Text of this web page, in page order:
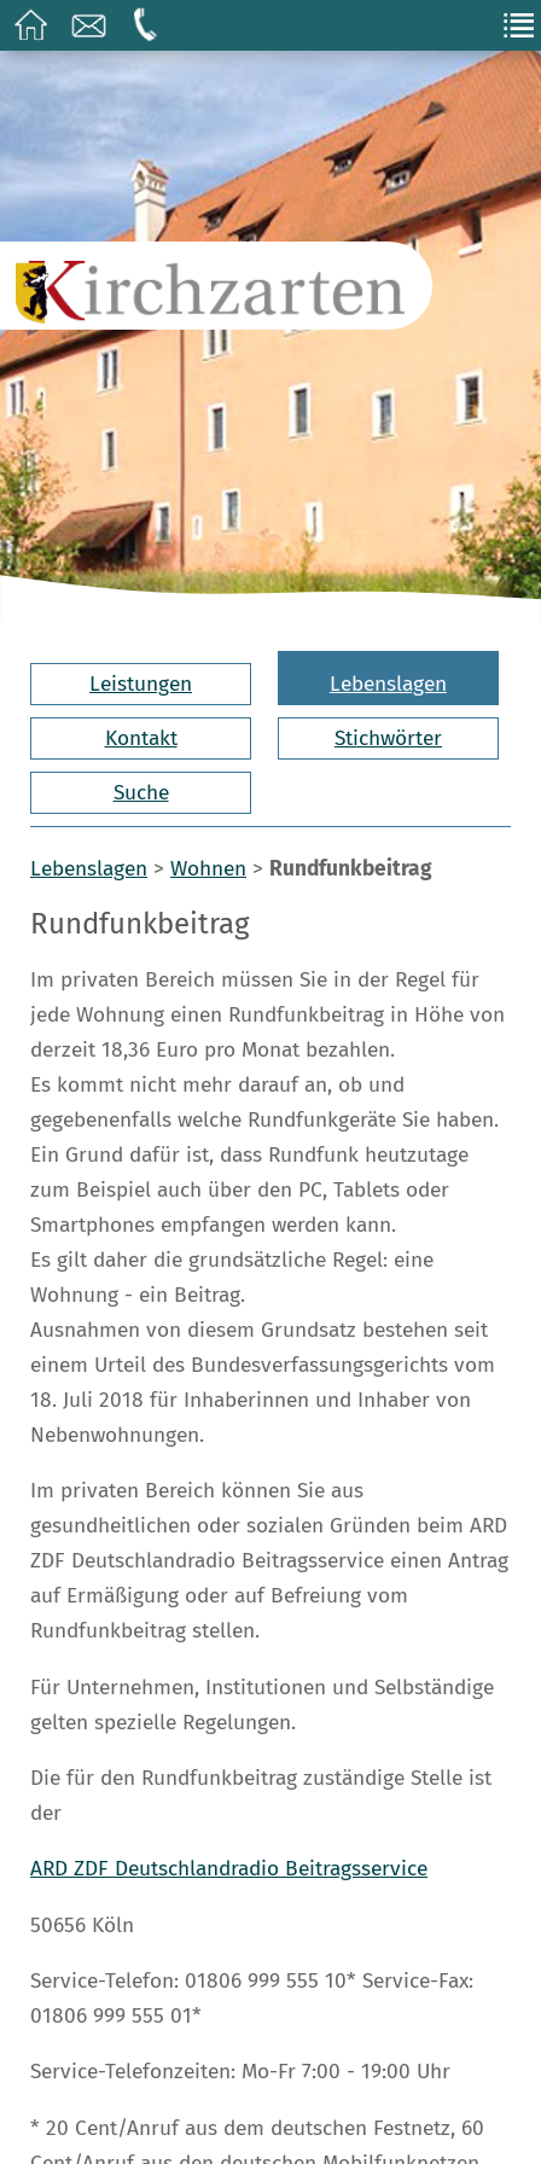
Leistungen Lebenslagen
Kontakt Stichwörter
Suche
Lebenslagen > Wohnen > Rundfunkbeitrag
Rundfunkbeitrag
Im privaten Bereich müssen Sie in der Regel für
jede Wohnung einen Rundfunkbeitrag in Höhe von
derzeit 18,36 Euro pro Monat bezahlen.
Es kommt nicht mehr darauf an, ob und
gegebenenfalls welche Rundfunkgeräte Sie haben.
Ein Grund dafür ist, dass Rundfunk heutzutage
zum Beispiel auch über den PC, Tablets oder
Smartphones empfangen werden kann.
Es gilt daher die grundsätzliche Regel: eine
Wohnung - ein Beitrag.
Ausnahmen von diesem Grundsatz bestehen seit
einem Urteil des Bundesverfassungsgerichts vom
18. Juli 2018 für Inhaberinnen und Inhaber von
Nebenwohnungen.
Im privaten Bereich können Sie aus
gesundheitlichen oder sozialen Gründen beim ARD
ZDF Deutschlandradio Beitragsservice einen Antrag
auf Ermäßigung oder auf Befreiung vom
Rundfunkbeitrag stellen.
Für Unternehmen, Institutionen und Selbständige
gelten spezielle Regelungen.
Die für den Rundfunkbeitrag zuständige Stelle ist
der
ARD ZDF Deutschlandradio Beitragsservice
50656 Köln
Service-Telefon: 01806 999 555 10* Service-Fax:
01806 999 555 01*
Service-Telefonzeiten: Mo-Fr 7:00 - 19:00 Uhr
* 20 Cent/Anruf aus dem deutschen Festnetz, 60